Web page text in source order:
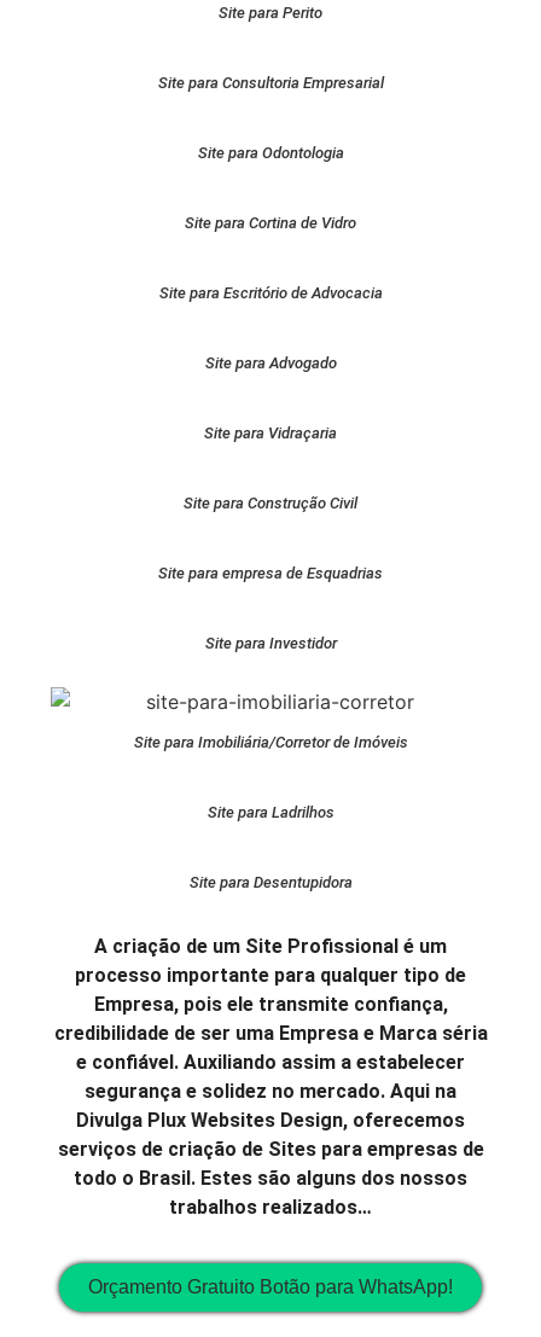
Site para Perito
Site para Consultoria Empresarial
Site para Odontologia
Site para Cortina de Vidro
Site para Escritório de Advocacia
Site para Advogado
Site para Vidraçaria
Site para Construção Civil
Site para empresa de Esquadrias
Site para Investidor
Site para Imobiliária/Corretor de Imóveis
Site para Ladrilhos
Site para Desentupidora
A criação de um Site Profissional é um
processo importante para qualquer tipo de
Empresa, pois ele transmite confiança,
credibilidade de ser uma Empresa e Marca séria
e confiável. Auxiliando assim a estabelecer
segurança e solidez no mercado. Aqui na
Divulga Plux Websites Design, oferecemos
serviços de criação de Sites para empresas de
todo o Brasil. Estes são alguns dos nossos
trabalhos realizados…
Orçamento Gratuito Botão para WhatsApp!